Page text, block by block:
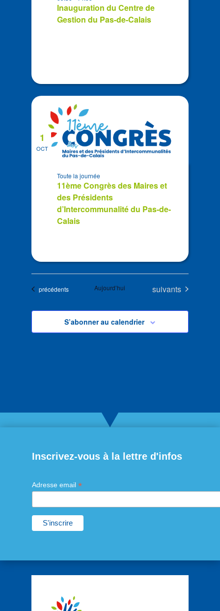
ViewInauguration du Centre de
Gestion du Pas-de-Calais
OCT
1
11ème Congrès des Maires et
des Présidents
d’Intercommunalité du Pas-de-
Calais
Toute la journée
Évènements
précédents Aujourd’hui Évènements
suivants
S’abonner au calendrier
Inscrivez-vous à la lettre d'infos
Adresse email *